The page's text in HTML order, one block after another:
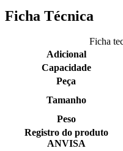
Ficha Técnica
Ficha
Adicional
Capacidade
Peça
Tamanho
Peso
Registro do produto
ANVISA